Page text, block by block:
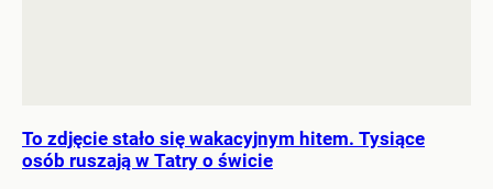
To zdjęcie stało się wakacyjnym hitem. Tysiące
osób ruszają w Tatry o świcie